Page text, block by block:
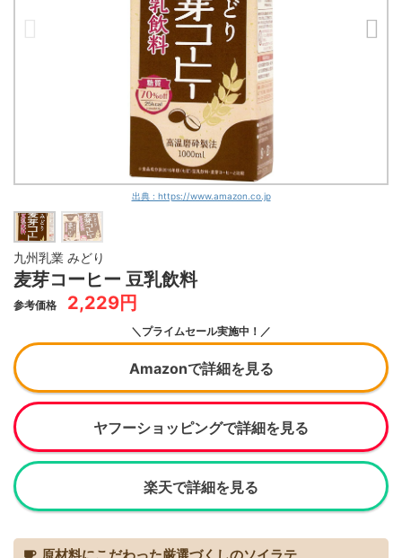
出典 : https://www.amazon.co.jp
九州乳業 みどり
麦芽コーヒー 豆乳飲料
参考価格 2,229円
＼プライムセール実施中！／
Amazonで詳細を見る
ヤフーショッピングで詳細を見る
楽天で詳細を見る